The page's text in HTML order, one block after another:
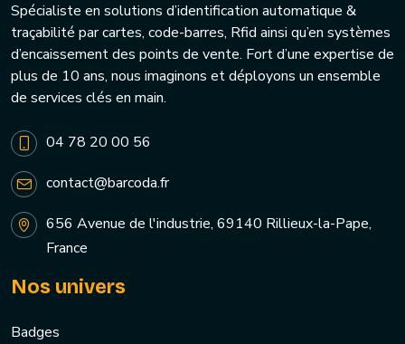
Spécialiste en solutions d’identification automatique &
traçabilité par cartes, code-barres, Rfid ainsi qu’en systèmes
d’encaissement des points de vente. Fort d’une expertise de
plus de 10 ans, nous imaginons et déployons un ensemble
de services clés en main.
04 78 20 00 56
contact@barcoda.fr
656 Avenue de l'industrie, 69140 Rillieux-la-Pape,
France
Nos univers
Badges